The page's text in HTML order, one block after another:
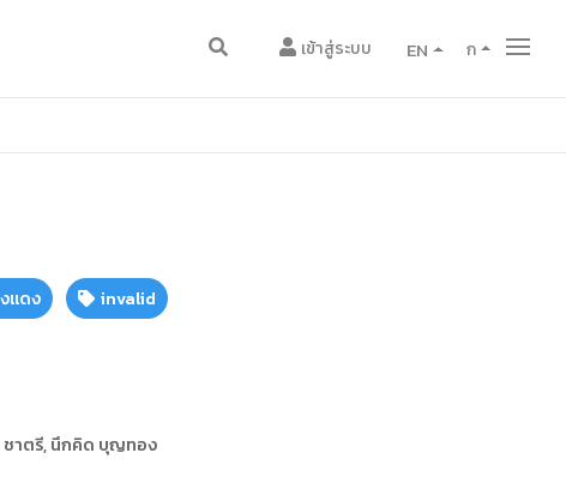
เข้าสู่ระบบ EN ก
แดง
invalid
าตรี, นึกคิด บุญทอง